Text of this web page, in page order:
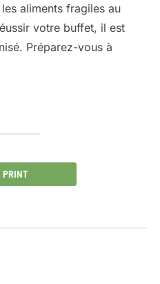
aliments fragiles au
votre buffet, il est
Préparez-vous à
PRINT